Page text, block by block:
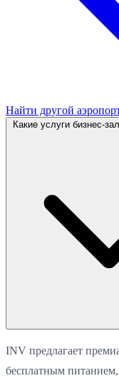
Найти другой
Какие услуги бизнес-
INV предлагает
бесплатным